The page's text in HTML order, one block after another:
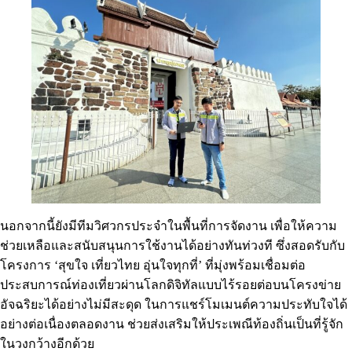
นอกจากนี้ยังมีทีมวิศวกรประจำในพื้นที่การจัดงาน เพื่อให้ความ
ช่วยเหลือและสนับสนุนการใช้งานได้อย่างทันท่วงที ซึ่งสอดรับกับ
โครงการ ‘สุขใจ เที่ยวไทย อุ่นใจทุกที่’ ที่มุ่งพร้อมเชื่อมต่อ
ประสบการณ์ท่องเที่ยวผ่านโลกดิจิทัลแบบไร้รอยต่อบนโครงข่าย
อัจฉริยะได้อย่างไม่มีสะดุด ในการแชร์โมเมนต์ความประทับใจได้
อย่างต่อเนื่องตลอดงาน ช่วยส่งเสริมให้ประเพณีท้องถิ่นเป็นที่รู้จัก
ในวงกว้างอีกด้วย